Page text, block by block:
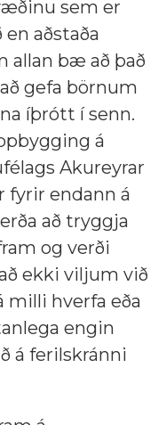
sem er
aðstaða
allan bæ að það
gefa börnum
íþrótt í senn.
á
Akureyrar
fyrir endann á
að tryggja
og verði
ekki viljum við
milli hverfa eða
engin
á ferilskránni